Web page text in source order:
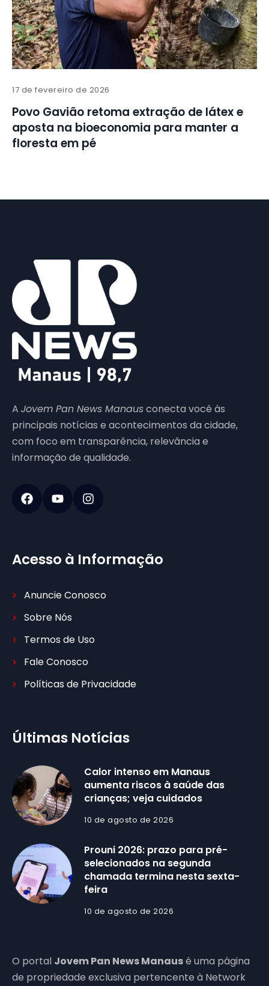
17 de fevereiro de 2026
Povo Gavião retoma extração de látex e
aposta na bioeconomia para manter a
floresta em pé
A Jovem Pan News Manausconecta você às
principais notícias e acontecimentos da cidade,
com foco em transparência, relevância e
informação de qualidade.
Acesso à Informação
Anuncie Conosco
Sobre Nós
Termos de Uso
Fale Conosco
Políticas de Privacidade
Últimas Notícias
Calor intenso em Manaus
aumenta riscos à saúde das
crianças; veja cuidados
10 de agosto de 2026
Prouni 2026: prazo para pré-
selecionados na segunda
chamada termina nesta sexta-
feira
10 de agosto de 2026
O portal Jovem Pan News Manausé uma página
de propriedade exclusiva pertencente à Network